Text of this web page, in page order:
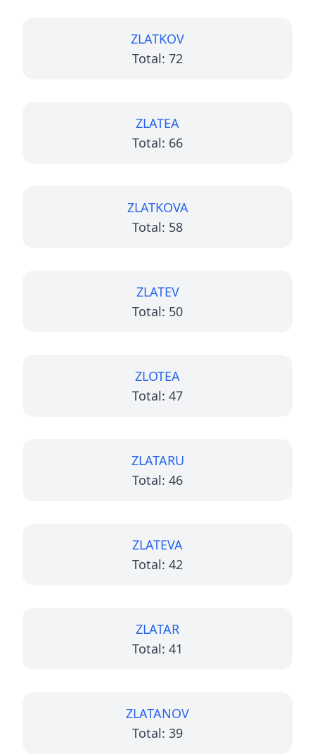
ZLATKOV
Total: 72
ZLATEA
Total: 66
ZLATKOVA
Total: 58
ZLATEV
Total: 50
ZLOTEA
Total: 47
ZLATARU
Total: 46
ZLATEVA
Total: 42
ZLATAR
Total: 41
ZLATANOV
Total: 39